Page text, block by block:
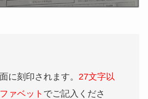
に刻印されます。 27文字以
ァベット でご記入くださ